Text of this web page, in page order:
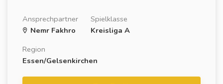
Ansprechpartner
Nemr Fakhro
Spielklasse
Kreisliga A
Region
Essen/Gelsenkirchen